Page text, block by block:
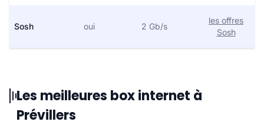
Sosh oui 2 Gb/s
les offres
Sosh
Les meilleures box internet à
Prévillers